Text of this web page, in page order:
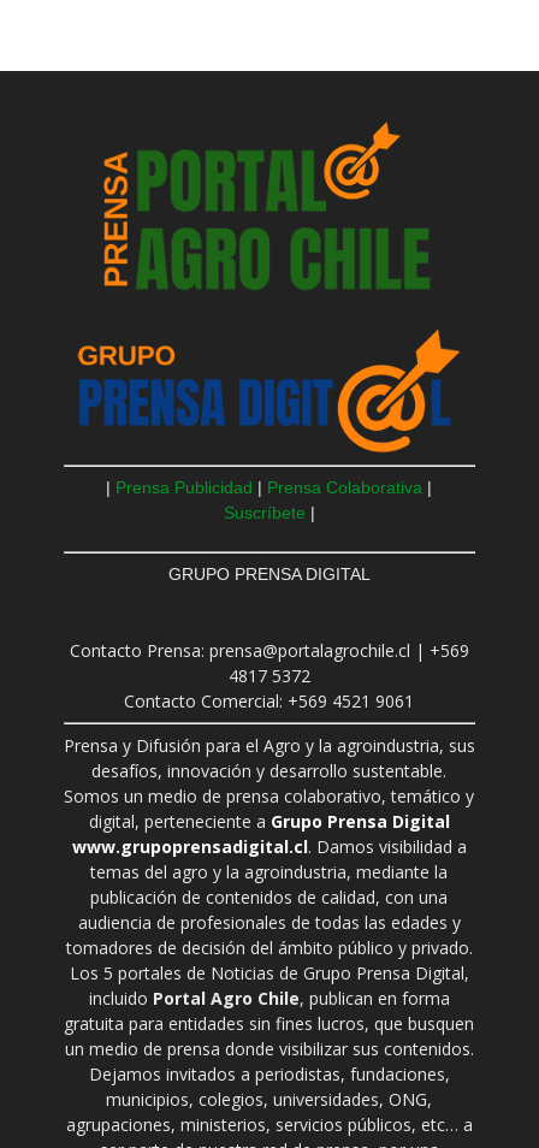
| Prensa Publicidad | Prensa Colaborativa |
Suscríbete |
GRUPO PRENSA DIGITAL
Contacto Prensa: prensa@portalagrochile.cl | +569
4817 5372
Contacto Comercial: +569 4521 9061
Prensa y Difusión para el Agro y la agroindustria, sus
desafíos, innovación y desarrollo sustentable.
Somos un medio de prensa colaborativo, temático y
digital, perteneciente a Grupo Prensa Digital
www.grupoprensadigital.cl. Damos visibilidad a
temas del agro y la agroindustria, mediante la
publicación de contenidos de calidad, con una
audiencia de profesionales de todas las edades y
tomadores de decisión del ámbito público y privado.
Los 5 portales de Noticias de Grupo Prensa Digital,
incluido Portal Agro Chile, publican en forma
gratuita para entidades sin fines lucros, que busquen
un medio de prensa donde visibilizar sus contenidos.
Dejamos invitados a periodistas, fundaciones,
municipios, colegios, universidades, ONG,
agrupaciones, ministerios, servicios públicos, etc… a